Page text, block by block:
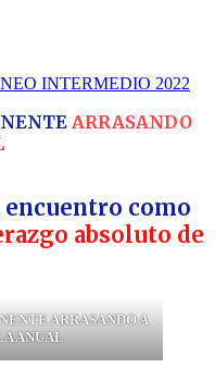
INTERMEDIO 2022
ARRASANDO
como
absoluto de
ARRASANDO A
ANUAL